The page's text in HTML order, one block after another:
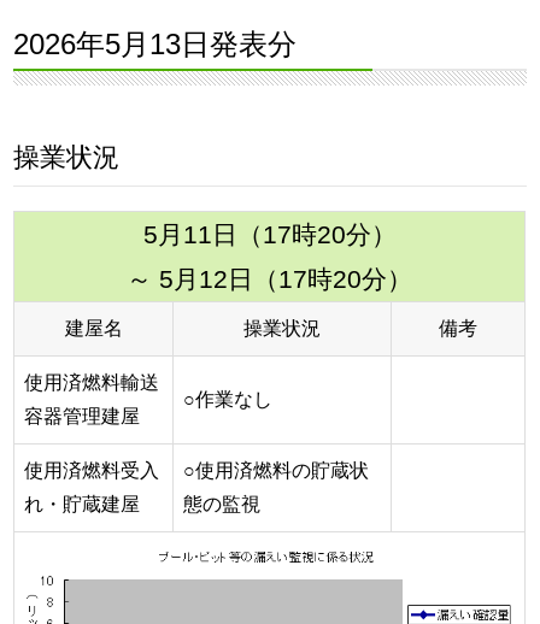
2026年5月13日発表分
操業状況
5月11日（17時20分）
～ 5月12日（17時20分）
建屋名 操業状況 備考
使用済燃料輸送
容器管理建屋
○作業なし
使用済燃料受入
れ・貯蔵建屋
○使用済燃料の貯蔵状
態の監視